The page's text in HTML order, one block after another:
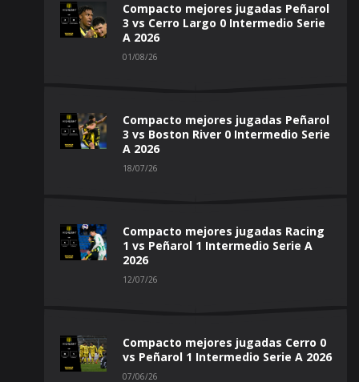
Compacto mejores jugadas Peñarol
3 vs Cerro Largo 0 Intermedio Serie
A 2026
01/08/26
Compacto mejores jugadas Peñarol
3 vs Boston River 0 Intermedio Serie
A 2026
18/07/26
Compacto mejores jugadas Racing
1 vs Peñarol 1 Intermedio Serie A
2026
12/07/26
Compacto mejores jugadas Cerro 0
vs Peñarol 1 Intermedio Serie A 2026
07/06/26